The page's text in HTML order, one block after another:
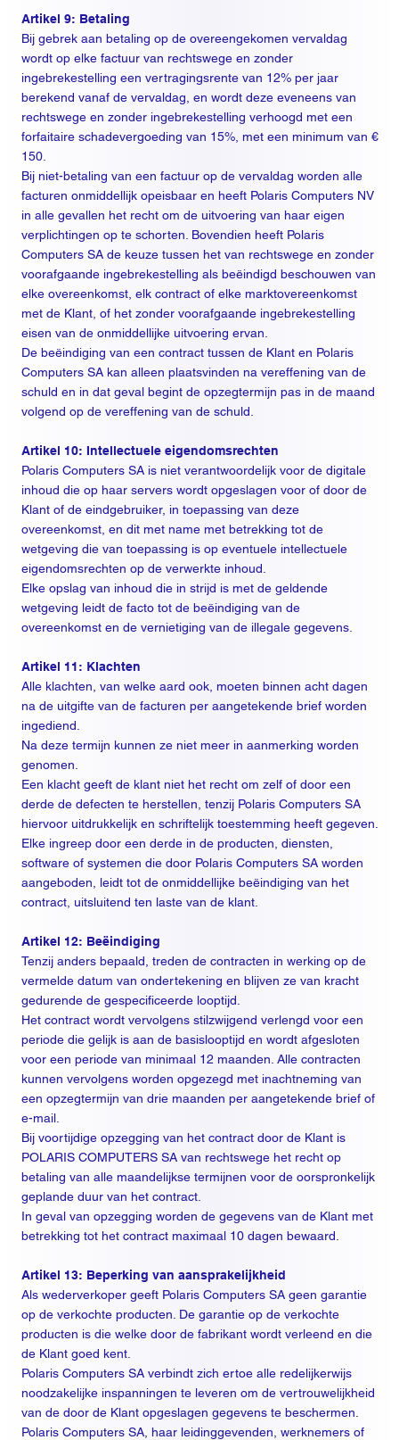
Artikel 9: Betaling
Bij gebrek aan betaling op de overeengekomen vervaldag
wordt op elke factuur van rechtswege en zonder
ingebrekestelling een vertragingsrente van 12% per jaar
berekend vanaf de vervaldag, en wordt deze eveneens van
rechtswege en zonder ingebrekestelling verhoogd met een
forfaitaire schadevergoeding van 15%, met een minimum van €
150.
Bij niet-betaling van een factuur op de vervaldag worden alle
facturen onmiddellijk opeisbaar en heeft Polaris Computers NV
in alle gevallen het recht om de uitvoering van haar eigen
verplichtingen op te schorten. Bovendien heeft Polaris
Computers SA de keuze tussen het van rechtswege en zonder
voorafgaande ingebrekestelling als beëindigd beschouwen van
elke overeenkomst, elk contract of elke marktovereenkomst
met de Klant, of het zonder voorafgaande ingebrekestelling
eisen van de onmiddellijke uitvoering ervan.
De beëindiging van een contract tussen de Klant en Polaris
Computers SA kan alleen plaatsvinden na vereffening van de
schuld en in dat geval begint de opzegtermijn pas in de maand
volgend op de vereffening van de schuld.
Artikel 10: Intellectuele eigendomsrechten
Polaris Computers SA is niet verantwoordelijk voor de digitale
inhoud die op haar servers wordt opgeslagen voor of door de
Klant of de eindgebruiker, in toepassing van deze
overeenkomst, en dit met name met betrekking tot de
wetgeving die van toepassing is op eventuele intellectuele
eigendomsrechten op de verwerkte inhoud.
Elke opslag van inhoud die in strijd is met de geldende
wetgeving leidt de facto tot de beëindiging van de
overeenkomst en de vernietiging van de illegale gegevens.
Artikel 11: Klachten
Alle klachten, van welke aard ook, moeten binnen acht dagen
na de uitgifte van de facturen per aangetekende brief worden
ingediend.
Na deze termijn kunnen ze niet meer in aanmerking worden
genomen.
Een klacht geeft de klant niet het recht om zelf of door een
derde de defecten te herstellen, tenzij Polaris Computers SA
hiervoor uitdrukkelijk en schriftelijk toestemming heeft gegeven.
Elke ingreep door een derde in de producten, diensten,
software of systemen die door Polaris Computers SA worden
aangeboden, leidt tot de onmiddellijke beëindiging van het
contract, uitsluitend ten laste van de klant.
Artikel 12: Beëindiging
Tenzij anders bepaald, treden de contracten in werking op de
vermelde datum van ondertekening en blijven ze van kracht
gedurende de gespecificeerde looptijd.
Het contract wordt vervolgens stilzwijgend verlengd voor een
periode die gelijk is aan de basislooptijd en wordt afgesloten
voor een periode van minimaal 12 maanden. Alle contracten
kunnen vervolgens worden opgezegd met inachtneming van
een opzegtermijn van drie maanden per aangetekende brief of
e-mail.
Bij voortijdige opzegging van het contract door de Klant is
POLARIS COMPUTERS SA van rechtswege het recht op
betaling van alle maandelijkse termijnen voor de oorspronkelijk
geplande duur van het contract.
In geval van opzegging worden de gegevens van de Klant met
betrekking tot het contract maximaal 10 dagen bewaard.
Artikel 13: Beperking van aansprakelijkheid
Als wederverkoper geeft Polaris Computers SA geen garantie
op de verkochte producten. De garantie op de verkochte
producten is die welke door de fabrikant wordt verleend en die
de Klant goed kent.
Polaris Computers SA verbindt zich ertoe alle redelijkerwijs
noodzakelijke inspanningen te leveren om de vertrouwelijkheid
van de door de Klant opgeslagen gegevens te beschermen.
Polaris Computers SA, haar leidinggevenden, werknemers of